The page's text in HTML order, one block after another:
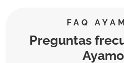
FAQ
Preguntas